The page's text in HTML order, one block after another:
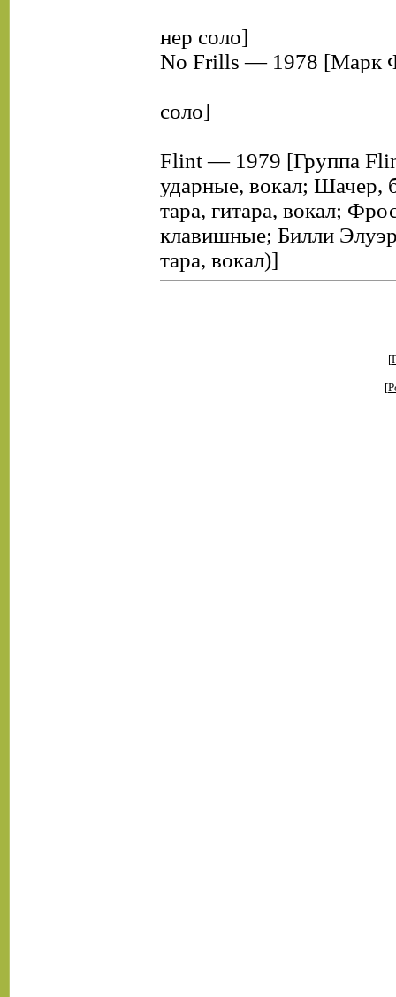
нер соло]
No Frills — 1978 [Марк
соло]
Flint — 1979 [Группа
ударные, вокал; Шачер,
тара, гитара, вокал;
клавишные; Билли
тара, вокал)]
[
[